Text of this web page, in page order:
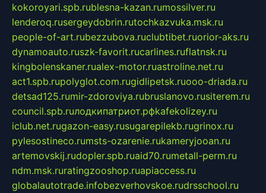
kokoroyari.spb.rublesna-kazan.rumossilver.ru
lenderoq.rusergeydobrin.rutochkazvuka.msk.ru
people-of-art.rubezzubova.ruclubtibet.ruorior-aks.ru
dynamoauto.ruszk-favorit.rucarlines.ruflatnsk.ru
kingbolenskaner.rualex-motor.ruastroline.net.ru
act1.spb.rupolyglot.com.rugidlipetsk.ruooo-driada.ru
detsad125.rumir-zdoroviya.rubruslanovo.rusiterem.ru
council.spb.ruлодкипатриот.рфkafekolizey.ru
iclub.net.rugazon-easy.rusugarepilekb.rugrinox.ru
pylesostineco.rumsts-ozarenie.rukameryjooan.ru
artemovskij.rudopler.spb.ruaid70.rumetall-perm.ru
ndm.msk.ruratingzooshop.ruapiaccess.ru
globalautotrade.infobezverhovskoe.rudrsschool.ru